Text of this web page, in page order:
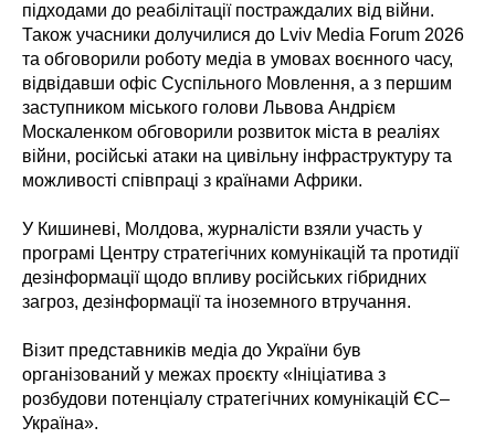
підходами до реабілітації постраждалих від війни.
Також учасники долучилися до Lviv Media Forum 2026
та обговорили роботу медіа в умовах воєнного часу,
відвідавши офіс Суспільного Мовлення, а з першим
заступником міського голови Львова Андрієм
Москаленком обговорили розвиток міста в реаліях
війни, російські атаки на цивільну інфраструктуру та
можливості співпраці з країнами Африки.
У Кишиневі, Молдова, журналісти взяли участь у
програмі Центру стратегічних комунікацій та протидії
дезінформації щодо впливу російських гібридних
загроз, дезінформації та іноземного втручання.
Візит представників медіа до України був
організований у межах проєкту «Ініціатива з
розбудови потенціалу стратегічних комунікацій ЄС–
Україна».